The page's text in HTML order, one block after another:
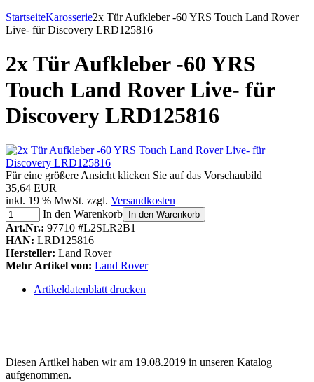
StartseiteKarosserie2x Tür Aufkleber -60 YRS Touch Land Rover
Live- für Discovery LRD125816
2x Tür Aufkleber -60 YRS
Touch Land Rover Live- für
Discovery LRD125816
Für eine größere Ansicht klicken Sie auf das Vorschaubild
35,64 EUR
inkl. 19 % MwSt. zzgl. Versandkosten
In den Warenkorb
In den Warenkorb
Art.Nr.: 97710 #L2SLR2B1
HAN: LRD125816
Hersteller: Land Rover
Mehr Artikel von: Land Rover
Artikeldatenblatt drucken
Diesen Artikel haben wir am 19.08.2019 in unseren Katalog
aufgenommen.